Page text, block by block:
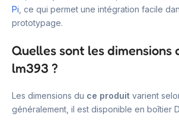
Pi , ce qui permet une intégration facile
prototypage.
Quelles sont les dimensions
lm393 ?
Les dimensions du ce produit varient
généralement, il est disponible en boîtier